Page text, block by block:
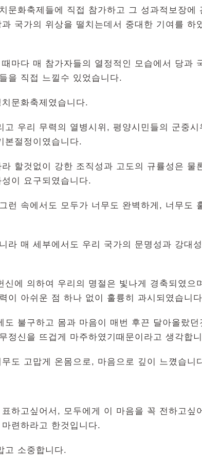
문화축제들에 직접 참가하고 그 성과적보장에
국가의 위상을 떨치는데서 중대한 기여를 하
마다 매 참가자들의 열정적인 모습에서 당과
을 직접 느낄수 있었습니다.
문화축제였습니다.
고 우리 무력의 열병시위, 평양시민들의 군중시
본절정이였습니다.
할것없이 강한 조직성과 고도의 규률성은 물
이 요구되였습니다.
런 속에서도 모두가 너무도 완벽하게, 너무도
라 매 세부에서도 우리 국가의 문명성과 강대
에 의하여 우리의 명절은 빛나게 경축되였으
이 아쉬운 점 하나 없이 훌륭히 과시되였습니
불구하고 몸과 마음이 매번 후끈 달아올랐던
정신을 뜨겁게 마주하였기때문이라고 생각합
도 고맙게 온몸으로, 마음으로 깊이 느꼈습니
하고싶어서, 모두에게 이 마음을 꼭 전하고싶
련하라고 한것입니다.
고 소중합니다.